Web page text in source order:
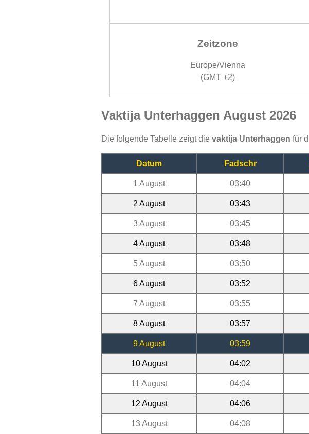
Zeitzone
Europe/Vienna
(GMT +2)
Vaktija Unterhaggen August 2026
Die folgende Tabelle zeigt die vaktija Unterhaggen für
Datum Fadschr
1 August 03:40
2 August 03:43
3 August 03:45
4 August 03:48
5 August 03:50
6 August 03:52
7 August 03:55
8 August 03:57
9 August 03:59
10 August 04:02
11 August 04:04
12 August 04:06
13 August 04:08